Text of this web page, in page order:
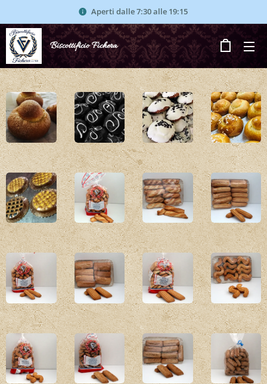
Aperti dalle 7:30 alle 19:15
Biscottificio Fichera